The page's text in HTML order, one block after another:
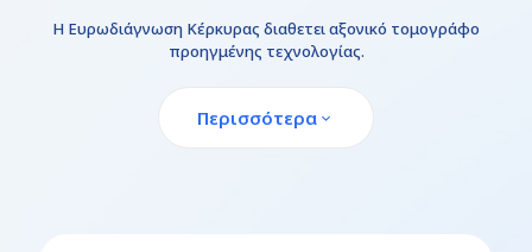
Η Ευρωδιάγνωση Κέρκυρας διαθετει αξονικό τομογράφο
προηγμένης τεχνολογίας.
Περισσότερα